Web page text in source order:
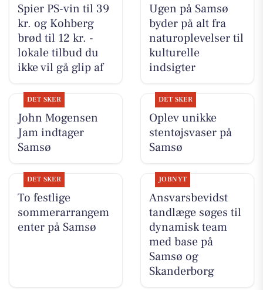
Spier PS-vin til 39
kr. og Kohberg
brød til 12 kr. -
lokale tilbud du
ikke vil gå glip af
Ugen på Samsø
byder på alt fra
naturoplevelser til
kulturelle
indsigter
DET SKER
John Mogensen
Jam indtager
Samsø
DET SKER
Oplev unikke
stentøjsvaser på
Samsø
DET SKER
To festlige
sommerarrangem
enter på Samsø
JOBNYT
Ansvarsbevidst
tandlæge søges til
dynamisk team
med base på
Samsø og
Skanderborg